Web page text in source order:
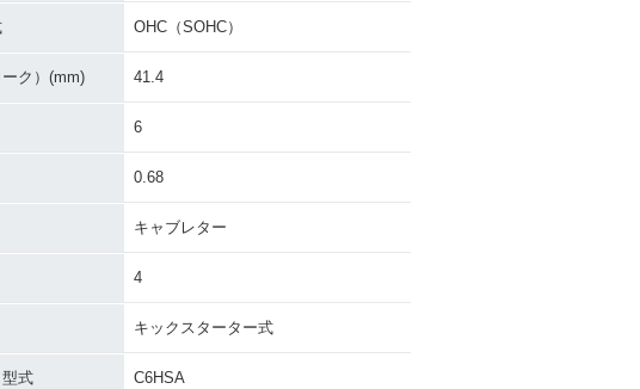
OHC（SOHC）
ク）(mm) 41.4
6
0.68
キャブレター
4
キックスターター式
式 C6HSA